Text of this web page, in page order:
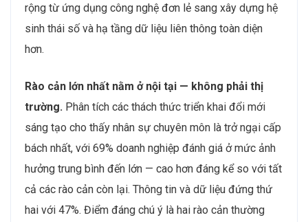
rộng từ ứng dụng công nghệ đơn lẻ sang xây dựng hệ
sinh thái số và hạ tầng dữ liệu liên thông toàn diện
hơn.
Rào cản lớn nhất nằm ở nội tại — không phải thị
trường. Phân tích các thách thức triển khai đổi mới
sáng tạo cho thấy nhân sự chuyên môn là trở ngại cấp
bách nhất, với 69% doanh nghiệp đánh giá ở mức ảnh
hưởng trung bình đến lớn — cao hơn đáng kể so với tất
cả các rào cản còn lại. Thông tin và dữ liệu đứng thứ
hai với 47%. Điểm đáng chú ý là hai rào cản thường